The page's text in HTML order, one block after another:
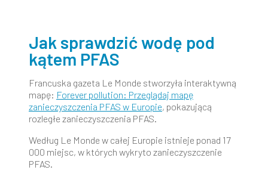
Jak sprawdzić wodę pod
kątem PFAS
Francuska gazeta Le Monde stworzyła interaktywną
mapę: Forever pollution: Przeglądaj mapę
zanieczyszczenia PFAS w Europie, pokazującą
rozległe zanieczyszczenia PFAS.
Według Le Monde w całej Europie istnieje ponad 17
000 miejsc, w których wykryto zanieczyszczenie
PFAS.